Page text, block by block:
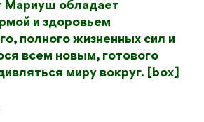
Мариуш обладает
и здоровьем
полного жизненных сил и
всем новым, готового
миру вокруг. [box]